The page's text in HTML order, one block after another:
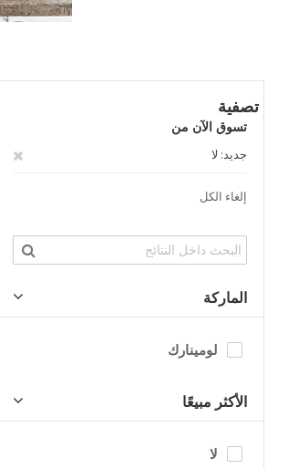
تصفية
تسوق الآن من
جديد لا
إلغاء الكل
الماركة
لومينارك
الأكثر مبيعًا
لا